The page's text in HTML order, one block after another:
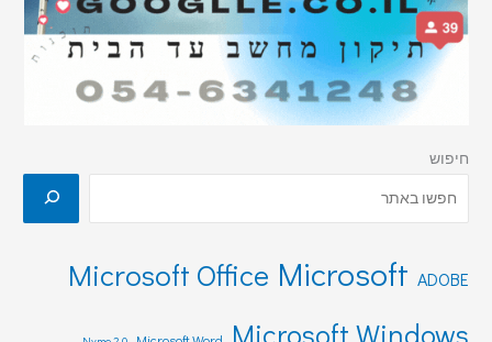
חיפוש
ADOBE
Microsoft
Microsoft Office
Microsoft Windows